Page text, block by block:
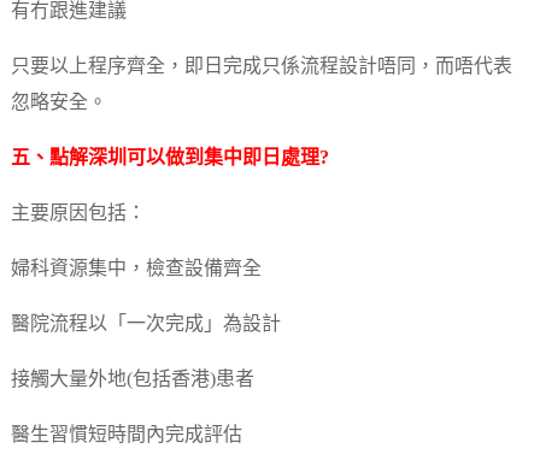
有冇跟進建議
只要以上程序齊全，即日完成只係流程設計唔同，而唔代表
忽略安全。
五、點解深圳可以做到集中即日處理?
主要原因包括：
婦科資源集中，檢查設備齊全
醫院流程以「一次完成」為設計
接觸大量外地(包括香港)患者
醫生習慣短時間內完成評估